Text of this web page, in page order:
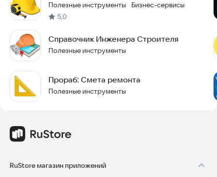
понятный интерфейс
наглядный результат
подходит как для дома, так и для профессионального
использования
работает офлайн
👷 Кому подойдёт приложение:
мастерам и строителям
Полезные инструменты · Бизнес-сервисы
5,0
Справочник Инженера Строителя
Полезные инструменты
Прораб: Смета ремонта
Полезные инструменты
RuStore магазин приложений